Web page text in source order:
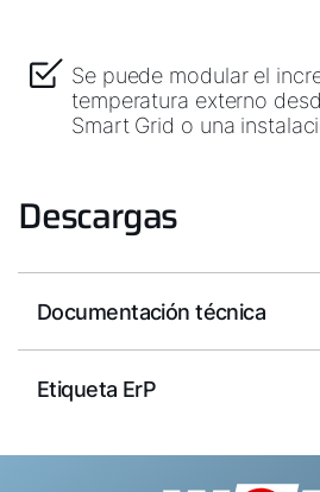
Se puede modular el
temperatura externo
Smart Grid o una
Descargas
Documentación técnica
Etiqueta ErP